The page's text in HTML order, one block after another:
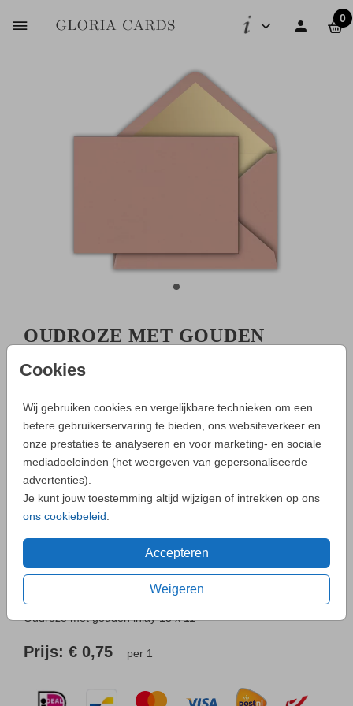
0
Cookies
Wij gebruiken cookies en vergelijkbare technieken om een
betere gebruikerservaring te bieden, ons websiteverkeer en
onze prestaties te analyseren en voor marketing- en sociale
mediadoeleinden (het weergeven van gepersonaliseerde
advertenties).
Je kunt jouw toestemming altijd wijzigen of intrekken op ons
ons cookiebeleid
Accepteren
Weigeren
OUDROZE MET GOUDEN
INLAY 15 X 11
- Zo maak je altijd een unieke kaart
Neemcontact
OMSCHRIJVING
Oudroze met gouden inlay 15 x 11
Prijs: € 0,75 per 1